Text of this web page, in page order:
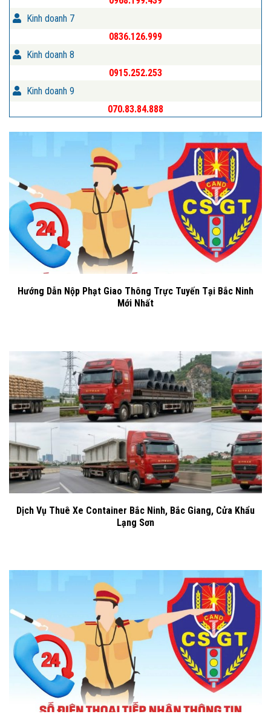
Kinh doanh 7
0836.126.999
Kinh doanh 8
0915.252.253
Kinh doanh 9
070.83.84.888
Hướng Dẫn Nộp Phạt Giao Thông Trực Tuyến Tại Bắc Ninh
Mới Nhất
Dịch Vụ Thuê Xe Container Bắc Ninh, Bắc Giang, Cửa Khẩu
Lạng Sơn